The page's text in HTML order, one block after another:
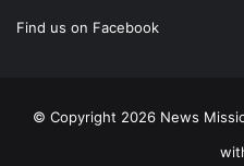
Find us on Facebook
© Copyright 2026 News